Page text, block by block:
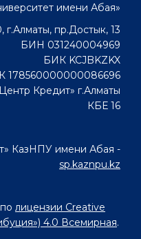
имени Абая»
г.Алматы, пр.Достык, 13
БИН 031240004969
БИК KCJBKZKX
178560000000086696
Кредит» г.Алматы
КБЕ 16
КазНПУ имени Абая -
sp.kaznpu.kz
лицензии Creative
4.0 Всемирная.